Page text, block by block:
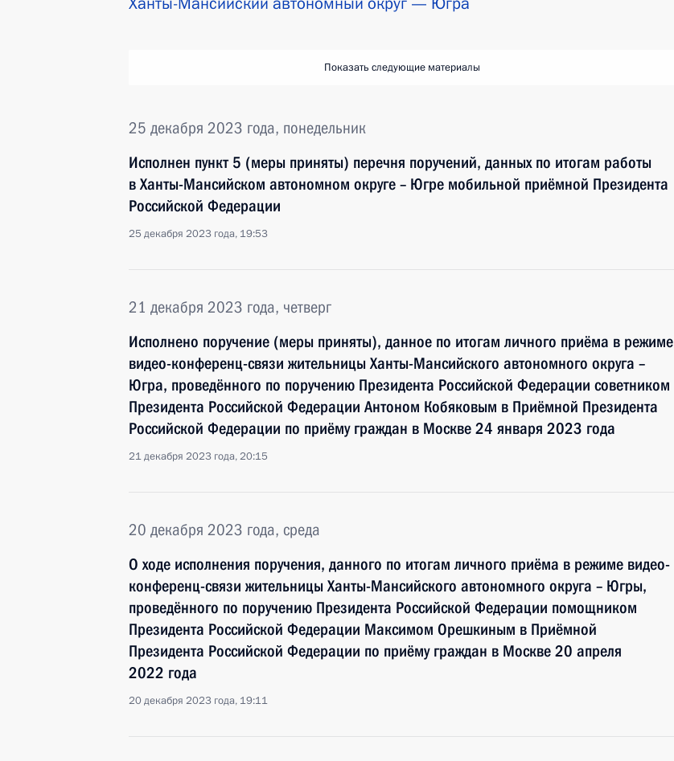
Показать следующие материалы
25 декабря 2023 года, понедельник
Исполнен пункт 5 (меры приняты) перечня поручений, данных по итогам работы
в Ханты-Мансийском автономном округе – Югре мобильной приёмной Президента
Российской Федерации
25 декабря 2023 года, 19:53
21 декабря 2023 года, четверг
Исполнено поручение (меры приняты), данное по итогам личного приёма в режиме
видео-конференц-связи жительницы Ханты-Мансийского автономного округа –
Югра, проведённого по поручению Президента Российской Федерации советником
Президента Российской Федерации Антоном Кобяковым в Приёмной Президента
Российской Федерации по приёму граждан в Москве 24 января 2023 года
21 декабря 2023 года, 20:15
20 декабря 2023 года, среда
О ходе исполнения поручения, данного по итогам личного приёма в режиме видео-
конференц-связи жительницы Ханты-Мансийского автономного округа – Югры,
проведённого по поручению Президента Российской Федерации помощником
Президента Российской Федерации Максимом Орешкиным в Приёмной
Президента Российской Федерации по приёму граждан в Москве 20 апреля
2022 года
20 декабря 2023 года, 19:11